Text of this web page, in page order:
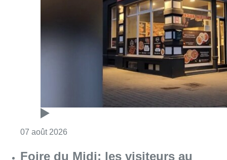
07 août 2026
Foire du Midi: les visiteurs au